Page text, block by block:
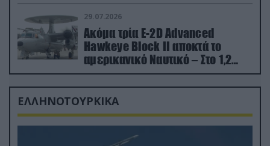
29.07.2026
Ακόμα τρία E-2D Advanced
Hawkeye Block II αποκτά το
αμερικανικό Ναυτικό – Στο 1,2
δισ.δολάρια το κόστος
ΕΛΛΗΝΟΤΟΥΡΚΙΚΑ